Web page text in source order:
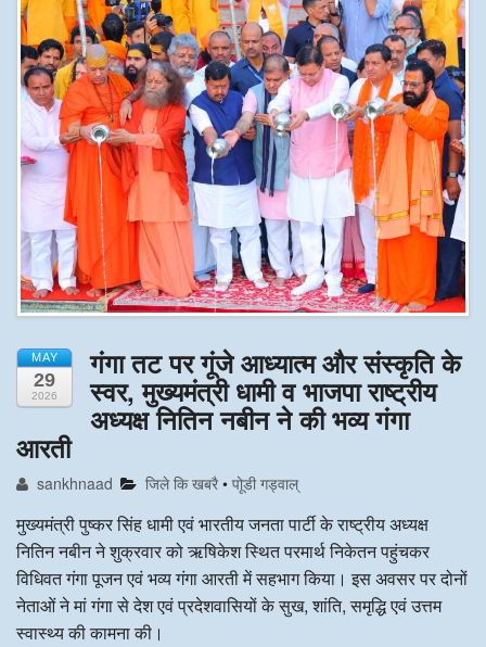
अन्य खबरै
MAY
29
2026
गंगा तट पर गूंजे आध्यात्म और संस्कृति के
स्वर, मुख्यमंत्री धामी व भाजपा राष्ट्रीय
अध्यक्ष नितिन नबीन ने की भव्य गंगा
आरती
sankhnaad जिले कि खबरै •पोूडी गड्वाल्
मुख्यमंत्री पुष्कर सिंह धामी एवं भारतीय जनता पार्टी के राष्ट्रीय अध्यक्ष
नितिन नबीन ने शुक्रवार को ऋषिकेश स्थित परमार्थ निकेतन पहुंचकर
विधिवत गंगा पूजन एवं भव्य गंगा आरती में सहभाग किया। इस अवसर पर दोनों
नेताओं ने मां गंगा से देश एवं प्रदेशवासियों के सुख, शांति, समृद्धि एवं उत्तम
स्वास्थ्य की कामना की।